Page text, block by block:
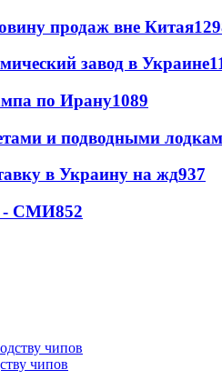
продаж вне Китая
завод в Украине
по Ирану1089
и подводными
в Украину на жд937
- СМИ852
чипов